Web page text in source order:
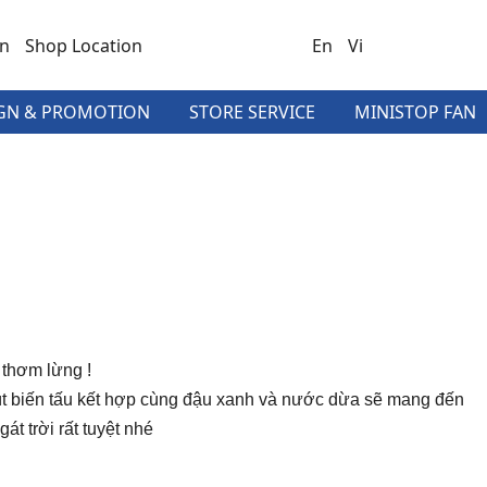
Shop Location En Vi
& PROMOTION STORE SERVICE MINISTOP FAN
lừng !
tấu kết hợp cùng đậu xanh và nước dừa sẽ mang đến
trời rất tuyệt nhé